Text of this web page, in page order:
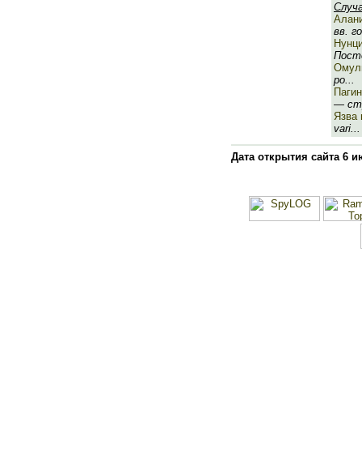
вв.
ро...
—
Язва
vari...
Дата открытия сайта 6